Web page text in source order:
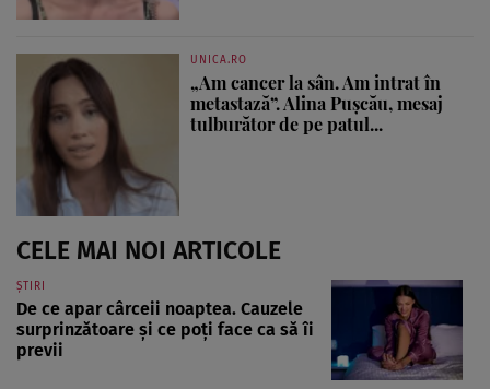
UNICA.RO
„Am cancer la sân. Am intrat în
metastază”. Alina Pușcău, mesaj
tulburător de pe patul...
CELE MAI NOI ARTICOLE
ȘTIRI
De ce apar cârceii noaptea. Cauzele
surprinzătoare și ce poți face ca să îi
previi